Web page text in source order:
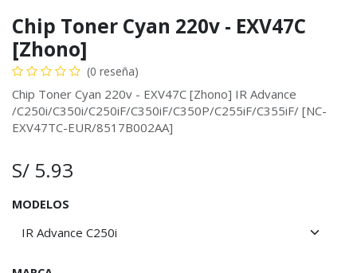
Chip Toner Cyan 220v - EXV47C
[Zhono]
(0 reseña)
Chip Toner Cyan 220v - EXV47C [Zhono] IR Advance
/C250i/C350i/C250iF/C350iF/C350P/C255iF/C355iF/ [NC-
EXV47TC-EUR/8517B002AA]
S/ 5.93
MODELOS